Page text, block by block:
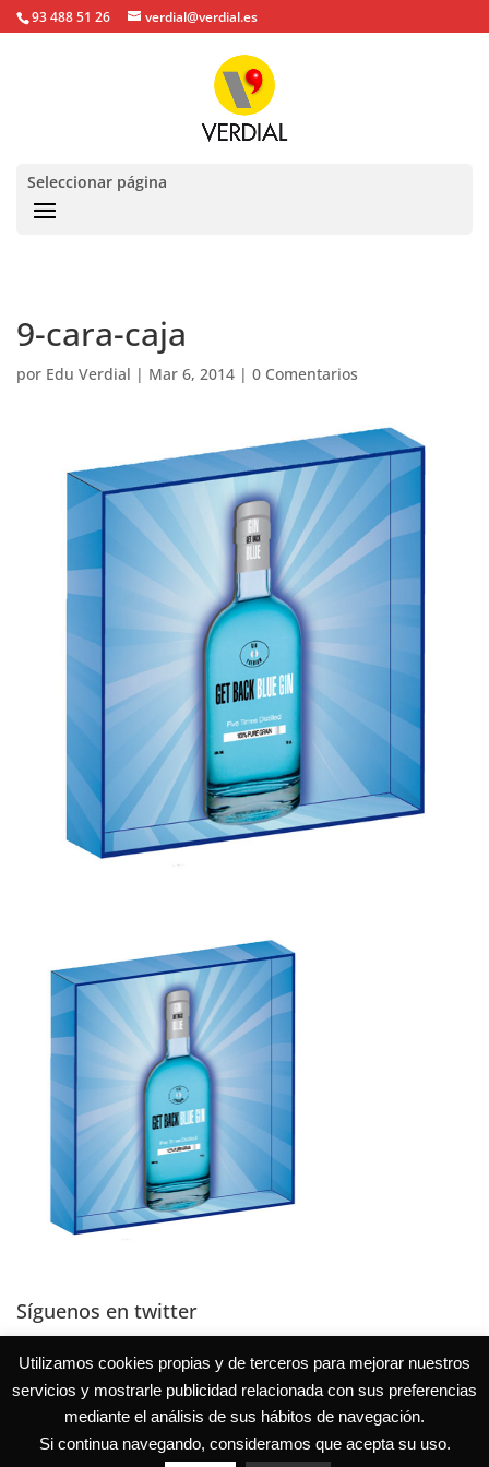
93 488 51 26 verdial@verdial.es
Seleccionar página
9-cara-caja
por Edu Verdial | Mar 6, 2014 | 0 Comentarios
Síguenos en twitter
Utilizamos cookies propias y de terceros para mejorar nuestros
servicios y mostrarle publicidad relacionada con sus preferencias
mediante el análisis de sus hábitos de navegación.
Si continua navegando, consideramos que acepta su uso.